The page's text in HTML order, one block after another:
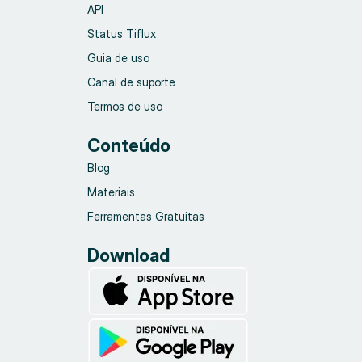
API
Status Tiflux
Guia de uso
Canal de suporte
Termos de uso
Conteúdo
Blog
Materiais
Ferramentas Gratuitas
Download